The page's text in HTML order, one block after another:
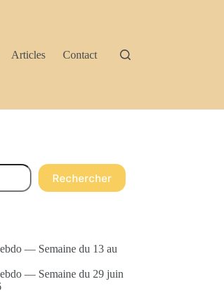
Articles Contact
Rechercher
— Semaine du 13 au
— Semaine du 29 juin